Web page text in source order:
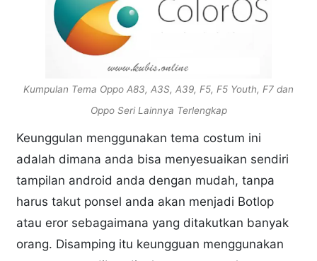
Kumpulan Tema Oppo A83, A3S, A39, F5, F5 Youth, F7 dan
Oppo Seri Lainnya Terlengkap
Keunggulan menggunakan tema costum ini
adalah dimana anda bisa menyesuaikan sendiri
tampilan android anda dengan mudah, tanpa
harus takut ponsel anda akan menjadi Botlop
atau eror sebagaimana yang ditakutkan banyak
orang. Disamping itu keungguan menggunakan